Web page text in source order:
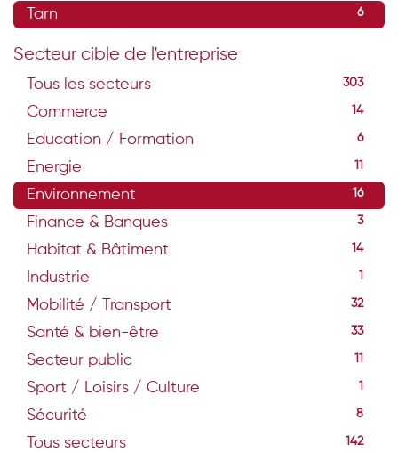
Tarn 6
Secteur cible de l'entreprise
Tous les secteurs 303
Commerce 14
Education / Formation 6
Energie 11
Environnement 16
Finance & Banques 3
Habitat & Bâtiment 14
Industrie 1
Mobilité / Transport 32
Santé & bien-être 33
Secteur public 11
Sport / Loisirs / Culture 1
Sécurité 8
Tous secteurs 142